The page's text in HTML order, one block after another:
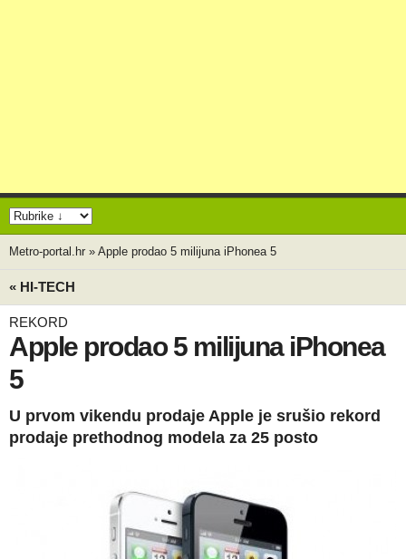
Metro-portal.hr » Apple prodao 5 milijuna iPhonea 5
« HI-TECH
REKORD
Apple prodao 5 milijuna iPhonea
5
U prvom vikendu prodaje Apple je srušio rekord
prodaje prethodnog modela za 25 posto